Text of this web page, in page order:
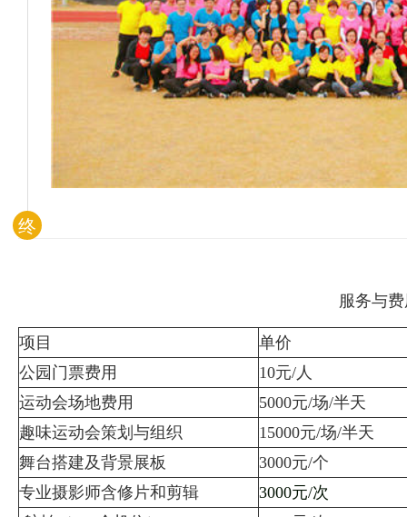
终
服务与
项目
单价
公园门票费用
10元/人
运动会场地费用
5000元/场/半天
趣味运动会策划与组织
15000元/场/半天
舞台搭建及背景展板
3000元/个
专业摄影师含修片和剪辑
3000元/次